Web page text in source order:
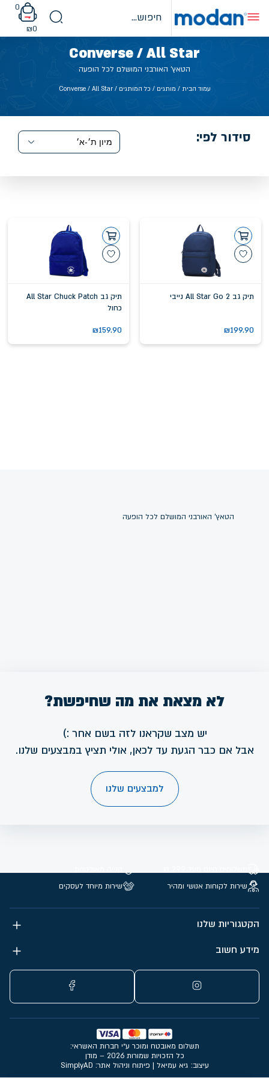
content
0
₪0
Converse / All Star
הטאץ' האורבני המושלם לכל הופעה
עמוד הבית / מותגים / כל המותגים / Converse / All Star
סידור לפי:
תיק גב All Star Go 2 נייבי
₪199.90
תיק גב All Star Chuck Patch
כחול
₪159.90
הטאץ' האורבני המושלם לכל הופעה
לא מצאת את מה שחיפשת?
יש מצב שקראנו לזה בשם אחר :)
אבל אם כבר הגעת עד לכאן, אולי תציץ במבצעים שלנו.
למבצעים שלנו
שירות לקוחות אנושי ומהיר
שירות מיוחד לעסקים
הקטגוריות שלנו
מידע חשוב
עיצוב: גיא עמיאל | פיתוח וניהול אתר: SimplyAD
תשלום מאובטח ומוכר ע״י חברות האשראי:
כל הזכויות שמורות 2026 – מודן